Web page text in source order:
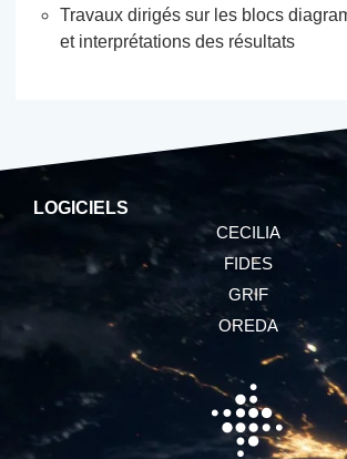
Travaux dirigés sur les blocs
et interprétations des résultats
LOGICIELS
CECILIA
FIDES
GRIF
OREDA